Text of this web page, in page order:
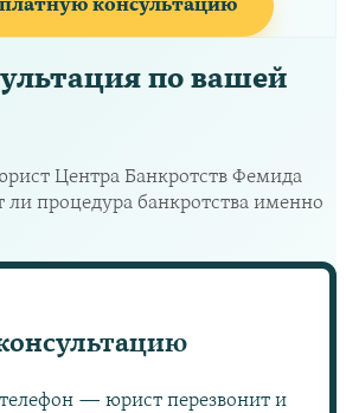
консультацию
по вашей
Центра Банкротств Фемида
ли процедура банкротства именно
— юрист перезвонит и